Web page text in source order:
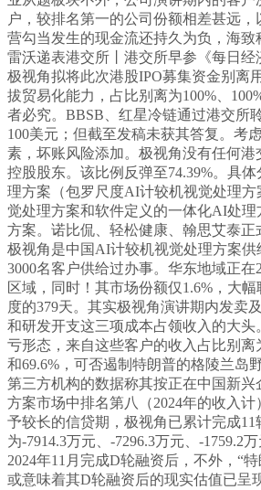
户，较排名第一的公司份额相差甚远
营勾当发生的现金流还持久为负，海
雷沃递表港交所丨港交所早参《每日经
极视角拟将此次港股IPO募集资金别离
拔贸易化能力，占比别离为100%、
者必究。BBSB、红星冷链通过港交所
100美元；但截至发稿未获其答复。考
素，坏账风险添加。极视角没有任何港
控股股东。该比例反弹至74.39%。具
理方案（包罗尺度AI计较机视觉处理
觉处理方案和软件定义的一体化AI处理
方案。诺比侃、轻松健康、翰思艾泰正
极视角是中国AI计较机视觉处理方案供
3000名客户供给过办事。华东地域正在
区域，同时！其市场份额仅1.6%，大
度的379天。其实极视角演讲期内发卖
和研发开支这三项成本占领收入的大
亏形态，来自这些客户的收入占比别离
和69.6%，可否遏制特朗普的格陵兰岛
第三方机构的数据称其按正在中国新兴
方案市场中排名第八（2024年的收入
予较长的信贷期，极视角已累计完成11
为-7914.3万元、-7296.3万元、-1759.2万
2024年11月完成D轮融资后，不外，“
或意味着其D轮融资后的现实估值已呈